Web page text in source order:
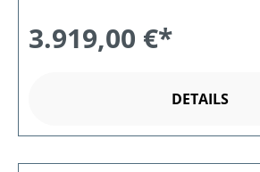
3.919,00 €*
DETAILS